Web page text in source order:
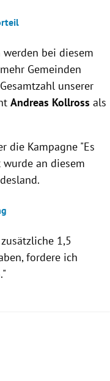
werden bei diesem
Gemeinden
unserer
Andreas Kollross als
die Kampagne "Es
an diesem
1,5
fordere ich